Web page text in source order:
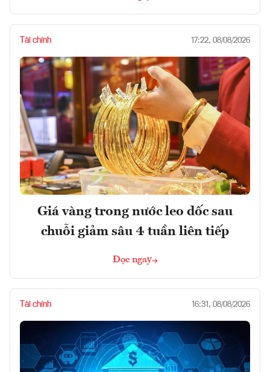
Tài chính 17:22, 08/08/2026
Giá vàng trong nước leo dốc sau
chuỗi giảm sâu 4 tuần liên tiếp
Đọc ngay
Tài chính 16:31, 08/08/2026